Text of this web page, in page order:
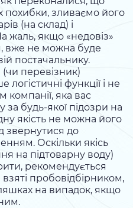
зливаємо його
(на склад) і
жаль, якщо «недовіз»
вже не можна буде
постачальнику.
перевізник)
функції і не
яка вас
будь-якої підозри на
якість не можна його
звернутися до
Оскільки якісь
на підтоварну воду)
рекомендується
пробовідбірником,
на випадок, якщо